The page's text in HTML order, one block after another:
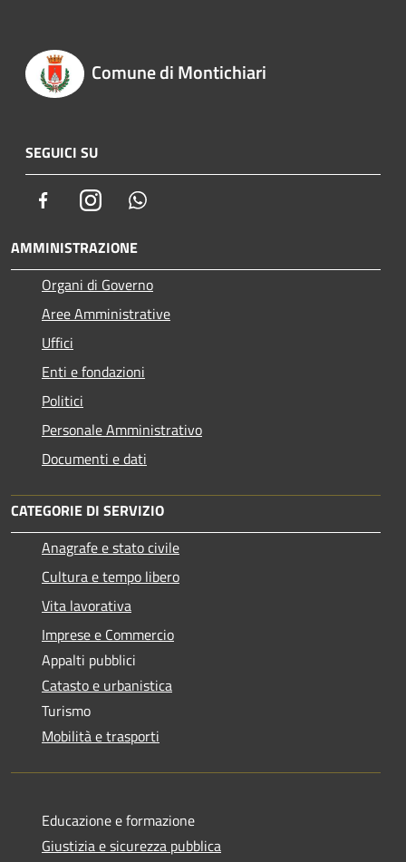
Comune di Montichiari
SEGUICI SU
FacebookInstagram
AMMINISTRAZIONE
Organi di Governo
Aree Amministrative
Uffici
Enti e fondazioni
Politici
Personale Amministrativo
Documenti e dati
CATEGORIE DI SERVIZIO
Anagrafe e stato civile
Cultura e tempo libero
Vita lavorativa
Imprese e Commercio
Appalti pubblici
Catasto e urbanistica
Turismo
Mobilità e trasporti
Educazione e formazione
Giustizia e sicurezza pubblica